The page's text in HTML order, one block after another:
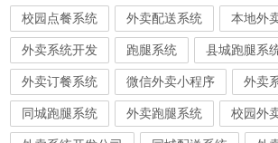
校园点餐系统 外卖配送系统 本地外
外卖系统开发 跑腿系统 县城跑腿系
外卖订餐系统 微信外卖小程序 外卖
同城跑腿系统 外卖跑腿系统 校园外